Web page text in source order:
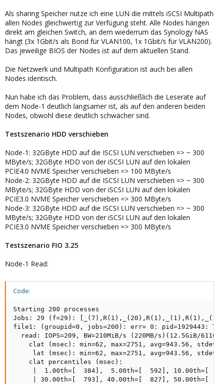
Als sharing Speicher nutze ich eine LUN die mittels iSCSI Multipath
allen Nodes gleichwertig zur Verfügung steht. Alle Nodes hängen
direkt am gleichen Switch, an dem wiederrum das Synology NAS
hängt (3x 1Gbit/s als Bond für VLAN100, 1x 1Gbit/s für VLAN200).
Das jeweilige BIOS der Nodes ist auf dem aktuellen Stand.
Die Netzwerk und Multipath Konfiguration ist auch bei allen
Nodes identisch.
Nun habe ich das Problem, dass ausschließlich die Leserate auf
dem Node-1 deutlich langsamer ist, als auf den anderen beiden
Nodes, obwohl diese deutlich schwächer sind.
Testszenario HDD verschieben
Node-1: 32GByte HDD auf die ISCSI LUN verschieben => ~ 300
MByte/s; 32GByte HDD von der iSCSI LUN auf den lokalen
PCIE4.0 NVME Speicher verschieben => 100 MByte/s
Node-2: 32GByte HDD auf die ISCSI LUN verschieben => ~ 300
MByte/s; 32GByte HDD von der iSCSI LUN auf den lokalen
PCIE3.0 NVME Speicher verschieben => 300 MByte/s
Node-3: 32GByte HDD auf die ISCSI LUN verschieben => ~ 300
MByte/s; 32GByte HDD von der iSCSI LUN auf den lokalen
PCIE3.0 NVME Speicher verschieben => 300 MByte/s
Testszenario FIO 3.25
Node-1 Read:
Code:
Starting 200 processes
Jobs: 29 (f=29):
file1: (groupid=0, jobs=200): err= 0: pid=1929443:
read: IOPS=209, BW=210MiB/s (220MB/s)(12.5GiB/
clat (msec): min=62, max=2751, avg=943.56,
lat (msec): min=62, max=2751, avg=943.56,
    clat percentiles (msec):
|  1.00th=[  384],  5.00th=[  592], 10.00th=[
| 30.00th=[  793], 40.00th=[  827], 50.00th=[